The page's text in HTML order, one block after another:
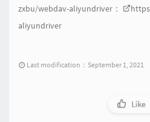
zxbu/webdav-aliyundriver：
aliyundriver
Last modification：September 1, 2021
Like